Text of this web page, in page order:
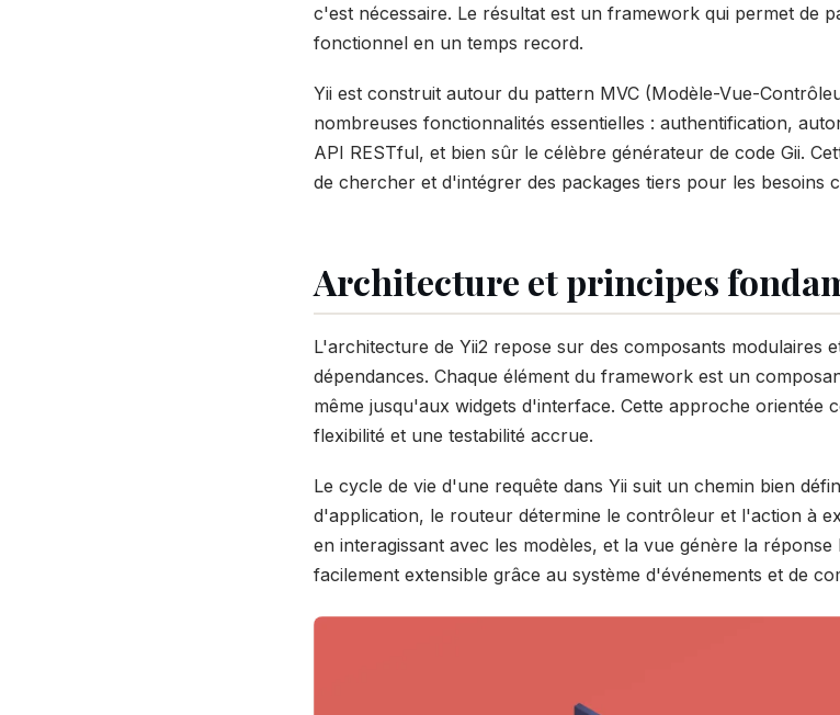
c'est nécessaire. Le résultat est un framework qui permet de
fonctionnel en un temps record.
Yii est construit autour du pattern MVC (Modèle-Vue-
nombreuses fonctionnalités essentielles : authentification,
API RESTful, et bien sûr le célèbre générateur de code Gii.
de chercher et d'intégrer des packages tiers pour les besoins
Architecture et principes
L'architecture de Yii2 repose sur des composants modulaires
dépendances. Chaque élément du framework est un
même jusqu'aux widgets d'interface. Cette approche orientée
flexibilité et une testabilité accrue.
Le cycle de vie d'une requête dans Yii suit un chemin bien
d'application, le routeur détermine le contrôleur et l'action à
en interagissant avec les modèles, et la vue génère la
facilement extensible grâce au système d'événements et de